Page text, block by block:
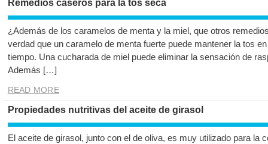
Remedios caseros para la tos seca
¿Además de los caramelos de menta y la miel, que otros
verdad que un caramelo de menta fuerte puede mantener la tos
tiempo. Una cucharada de miel puede eliminar la sensación de
Además […]
READ MORE
Propiedades nutritivas del aceite de girasol
El aceite de girasol, junto con el de oliva, es muy utilizado para la